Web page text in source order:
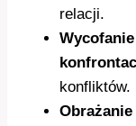
relacji.
konfliktów.
Obrażanie